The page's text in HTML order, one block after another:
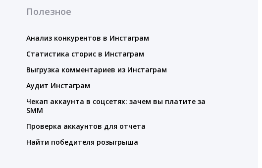
Полезное
Анализ конкурентов в Инстаграм
Статистика сторис в Инстаграм
Выгрузка комментариев из Инстаграм
Аудит Инстаграм
Чекап аккаунта в соцсетях: зачем вы платите за
SMM
Проверка аккаунтов для отчета
Найти победителя розыгрыша